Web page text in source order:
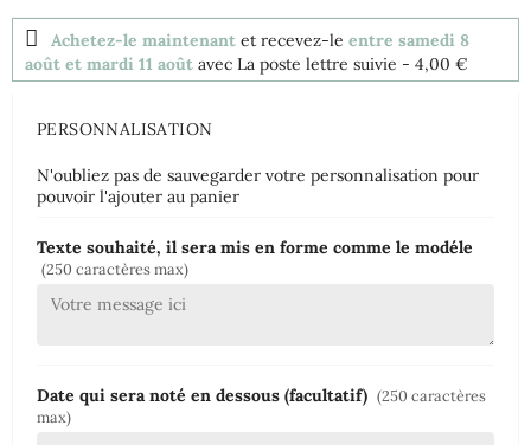
Achetez-le maintenant et recevez-le entre samedi 8
août et mardi 11 août avec La poste lettre suivie - 4,00 €
PERSONNALISATION
N'oubliez pas de sauvegarder votre personnalisation pour
pouvoir l'ajouter au panier
Texte souhaité, il sera mis en forme comme le modéle
(250 caractères max)
Date qui sera noté en dessous (facultatif) (250 caractères
max)